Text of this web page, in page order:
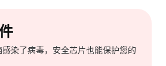
染了病毒，安全芯片也能保护您的